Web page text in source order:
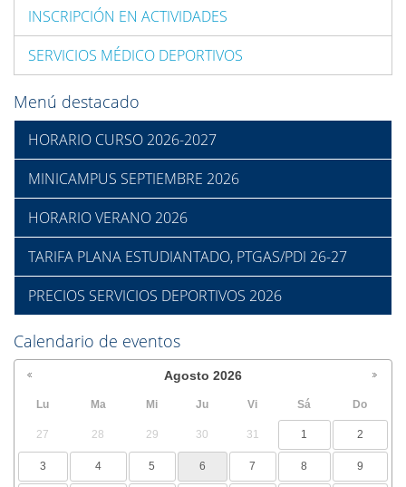
INSCRIPCIÓN EN ACTIVIDADES
SERVICIOS MÉDICO DEPORTIVOS
Menú destacado
HORARIO CURSO 2026-2027
MINICAMPUS SEPTIEMBRE 2026
HORARIO VERANO 2026
TARIFA PLANA ESTUDIANTADO, PTGAS/PDI 26-27
PRECIOS SERVICIOS DEPORTIVOS 2026
Calendario de eventos
Agosto 2026
Lu Ma Mi Ju Vi Sá Do
27 28 29 30 31 1 2
3 4 5 6 7 8 9